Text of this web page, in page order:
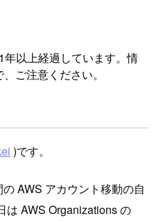
以上経過しています。情
ご注意ください。
)です。
AWS アカウント移動の自
は AWS Organizations の